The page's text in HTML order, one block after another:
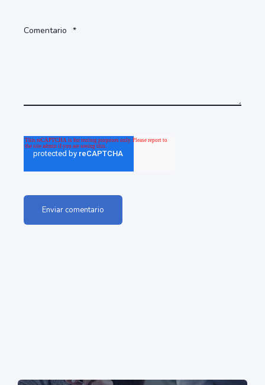
Comentario *